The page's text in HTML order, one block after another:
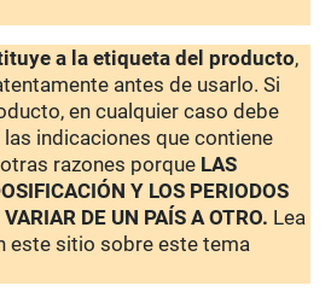
a la etiqueta del producto,
antes de usarlo. Si
en cualquier caso debe
indicaciones que contiene
razones porque LAS
Y LOS PERIODOS
DE UN PAÍS A OTRO. Lea
este sitio sobre este tema